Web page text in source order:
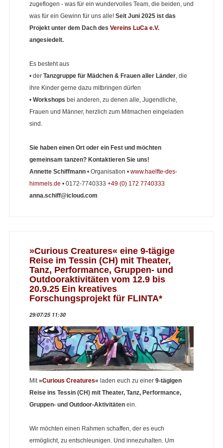
zugeflogen - was für ein wundervolles Team, die beiden, und
was für ein Gewinn für uns alle! Seit Juni 2025 ist das
Projekt unter dem Dach des Vereins LuCa e.V.
angesiedelt.
Es besteht aus
• der Tanzgruppe für Mädchen & Frauen aller Länder, die
ihre Kinder gerne dazu mitbringen dürfen
• Workshops bei anderen, zu denen alle, Jugendliche,
Frauen und Männer, herzlich zum Mitmachen eingeladen
sind.
Sie haben einen Ort oder ein Fest und möchten
gemeinsam tanzen? Kontaktieren Sie uns!
Annette Schiffmann• Organisation • www.haelfte-des-
himmels.de • 0172-7740333 +49 (0) 172 7740333
anna.schiff@icloud.com
»Curious Creatures« eine 9-tägige
Reise im Tessin (CH) mit Theater,
Tanz, Performance, Gruppen- und
Outdooraktivitäten vom 12.9 bis
20.9.25 Ein kreatives
Forschungsprojekt für FLINTA*
29/07/25 11:30
Mit »Curious Creatures« laden euch zu einer 9-tägigen
Reise ins Tessin (CH) mit Theater, Tanz, Performance,
Gruppen- und Outdoor-Aktivitätenein.
Wir möchten einen Rahmen schaffen, der es euch
ermöglicht, zu entschleunigen. Und innezuhalten. Um